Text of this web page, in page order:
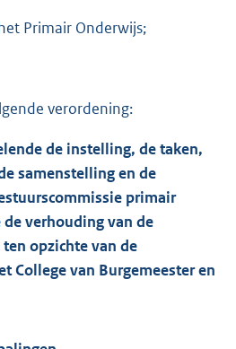
Primair Onderwijs;
verordening:
de instelling, de taken,
samenstelling en de
primair
verhouding van de
opzichte van de
College van Burgemeester en